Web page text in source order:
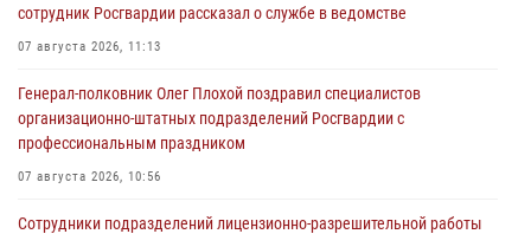
сотрудник Росгвардии рассказал о службе в ведомстве
07 августа 2026, 11:13
Генерал-полковник Олег Плохой поздравил специалистов
организационно-штатных подразделений Росгвардии с
профессиональным праздником
07 августа 2026, 10:56
Сотрудники подразделений лицензионно-разрешительной работы